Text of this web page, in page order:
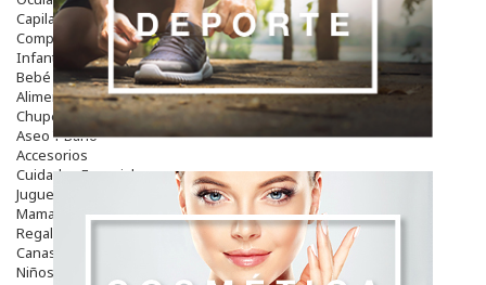
Capilar
Complementos
Infantil
Bebé
Alimentación Y Complementos
Chupetes Y Mordedores
Aseo Y Baño
Accesorios
Cuidados Especiales
Juguetes
Mama
Regalos
Canastilla
Niños